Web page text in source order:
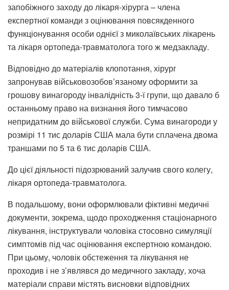
запобіжного заходу до лікаря-хірурга – члена
експертної команди з оцінювання повсякденного
функціонування особи однієї з миколаївських лікарень
та лікаря ортопеда-травматолога того ж медзакладу.
Відповідно до матеріалів клопотання, хірург
запронував військовозобов’язаному оформити за
грошову винагороду інвалідність 3-ї групи, що давало б
останньому право на визнання його тимчасово
непридатним до військової служби. Сума винагороди у
розмірі 11 тис доларів США мала бути сплачена двома
траншами по 5 та 6 тис доларів США.
До цієї діяльності підозрюваний залучив свого колегу,
лікаря ортопеда-травматолога.
В подальшому, вони оформлювали фіктивні медичні
документи, зокрема, щодо проходження стаціонарного
лікування, інструктували чоловіка стосовно симуляції
симптомів під час оцінювання експертною командою.
При цьому, чоловік обстеження та лікування не
проходив і не з’являвся до медичного закладу, хоча
матеріали справи містять висновки відповідних